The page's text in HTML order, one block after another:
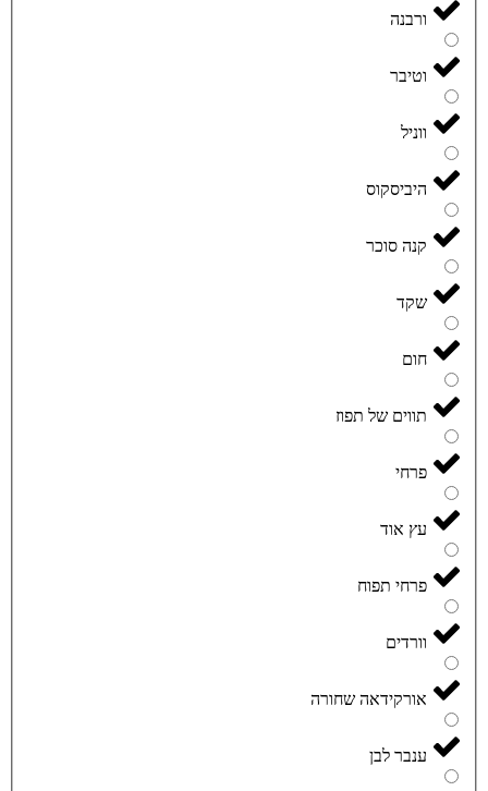
ורבנה
וטיבר
ווניל
היביסקוס
קנה סוכר
שקד
חום
תווים של תפוז
פרחי
עץ אוד
פרחי תפוח
וורדים
אורקידאה שחורה
ענבר לבן